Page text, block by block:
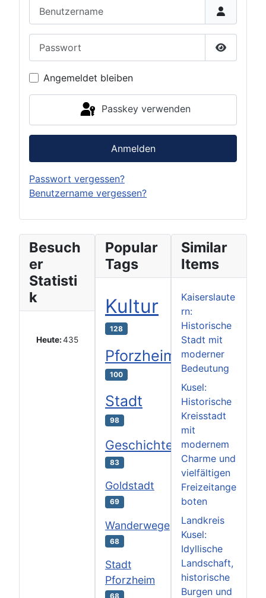
Passwort
Angemeldet bleiben
Passkey verwenden
Anmelden
Passwort vergessen?
Benutzername vergessen?
Besuch
er
Statisti
k
Heute:435
Popular
Tags
Kultur
128
Pforzheim
100
Stadt
98
Geschichte
83
Goldstadt
69
Wanderwege
68
Stadt
Pforzheim
68
Similar
Items
Kaiserslaute
rn:
Historische
Stadt mit
moderner
Bedeutung
Kusel:
Historische
Kreisstadt
mit
modernem
Charme und
vielfältigen
Freizeitange
boten
Landkreis
Kusel:
Idyllische
Landschaft,
historische
Burgen und